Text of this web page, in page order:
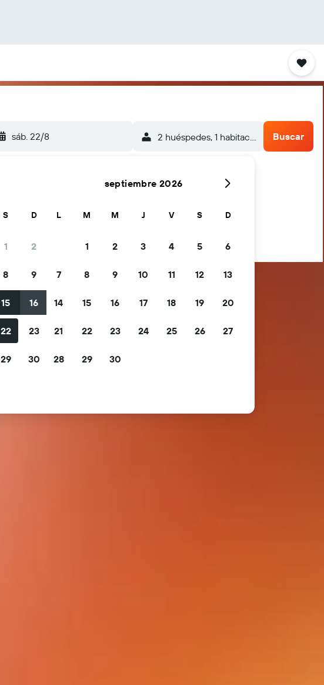
sáb. 22/8 2 huéspedes, 1 habitación Buscar
S D
1 2
8 9
15 16
22 23
29 30
septiembre 2026
L M M J V S D
1 2 3 4 5 6
7 8 9 10 11 12 13
14 15 16 17 18 19 20
21 22 23 24 25 26 27
28 29 30